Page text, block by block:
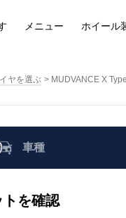
メニュー ホイール
ヤを選ぶ MUDVANCE X
車種
を確認